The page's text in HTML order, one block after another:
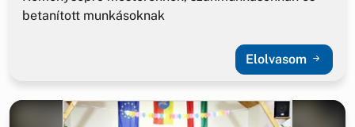
betanított munkásoknak
Elolvasom